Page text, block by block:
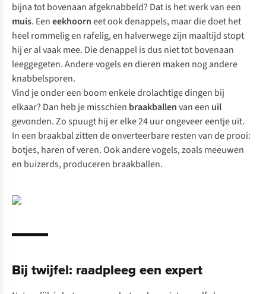
bijna tot bovenaan afgeknabbeld? Dat is het werk van een
muis. Eeneekhoorneet ook denappels, maar die doet het
heel rommelig en rafelig, en halverwege zijn maaltijd stopt
hij er al vaak mee. Die denappel is dus niet tot bovenaan
leeggegeten. Andere vogels en dieren maken nog andere
knabbelsporen.
Vind je onder een boom enkele drolachtige dingen bij
elkaar? Dan heb je misschien braakballenvan een uil
gevonden. Zo spuugt hij er elke 24 uur ongeveer eentje uit.
In een braakbal zitten de onverteerbare resten van de prooi:
botjes, haren of veren. Ook andere vogels, zoals meeuwen
en buizerds, produceren braakballen.
Bij twijfel: raadpleeg een expert